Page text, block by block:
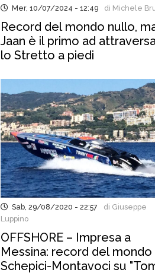
Mer, 10/07/2024 - 12:49 di Michele
Record del mondo nullo,
Jaan è il primo ad
lo Stretto a piedi
Sab, 29/08/2020 - 22:57
di Giuseppe
Luppino
OFFSHORE – Impresa a
Messina: record del
Schepici-Montavoci su